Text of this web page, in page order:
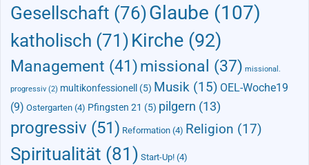
Gesellschaft (76)Glaube (107)
katholisch (71) Kirche (92)
Management (41)missional (37) missional.
progressiv (2) multikonfessionell (5) Musik (15) OEL-Woche19
(9) Ostergarten (4) Pfingsten 21 (5) pilgern (13)
progressiv (51) Reformation (4) Religion (17)
Spiritualität (81) Start-Up! (4)